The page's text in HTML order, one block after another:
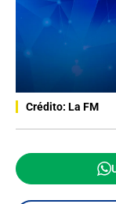
Crédito: La FM